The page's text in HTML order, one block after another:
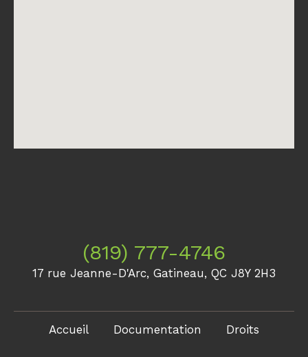
(819) 777-4746
17 rue Jeanne-D'Arc, Gatineau, QC J8Y 2H3
Accueil Documentation Droits